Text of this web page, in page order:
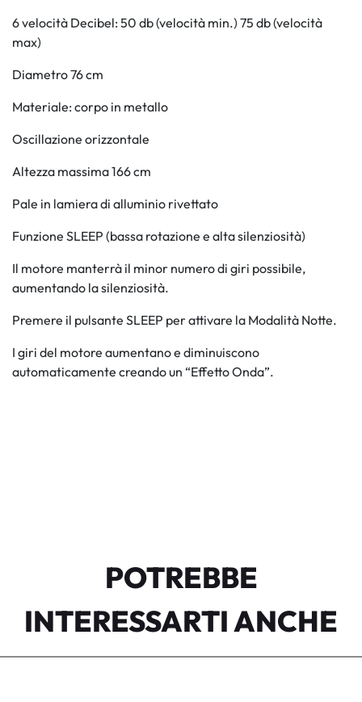
6 velocità Decibel: 50 db (velocità min.) 75 db (velocità
max)
Diametro 76 cm
Materiale: corpo in metallo
Oscillazione orizzontale
Altezza massima 166 cm
Pale in lamiera di alluminio rivettato
Funzione SLEEP (bassa rotazione e alta silenziosità)
Il motore manterrà il minor numero di giri possibile,
aumentando la silenziosità.
Premere il pulsante SLEEP per attivare la Modalità Notte.
I giri del motore aumentano e diminuiscono
automaticamente creando un “Effetto Onda”.
POTREBBE
INTERESSARTI ANCHE